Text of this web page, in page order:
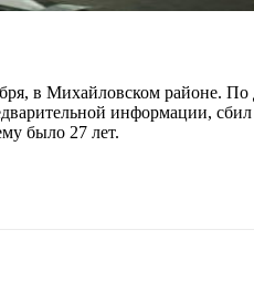
в Михайловском районе.
информации, сбил
было 27 лет.